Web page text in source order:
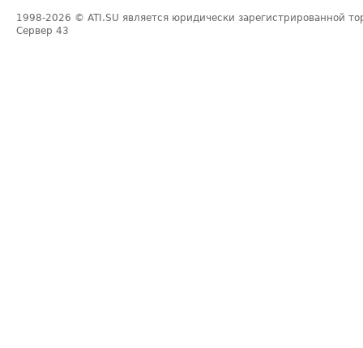
1998-2026 © ATI.SU является юридически зарегистрированной
Сервер 43